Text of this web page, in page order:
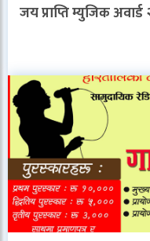
जय प्राप्ति म्युजिक